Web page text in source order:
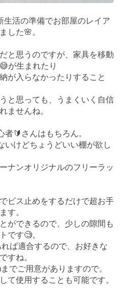
生活の準備でお部屋のレイア
した🌸。
と思うのですが、家具を移動
が生まれたり
が入らなかったりすること
と思っても、うまくいく自信
ませんね。
🔰さんはもちろん。
いけどちょうどいい棚が欲し
ナンオリジナルのフリーラッ
ビス止めをするだけで超お手
す。
ができるので、少しの隙間も
です🧐。
ば適合するので、お好きな
すね。
でご用意がありますので。
て使用することも可能です。